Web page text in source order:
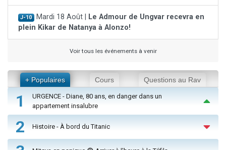
J-10 Mardi 18 Août |
Le Admour de Ungvar recevra en
plein Kikar de Natanya à Alonzo!
Voir tous les événements à venir
+ Populaires Cours Questions au Rav
1
URGENCE - Diane, 80 ans, en danger dans un
appartement insalubre
2 Histoire - À bord du Titanic